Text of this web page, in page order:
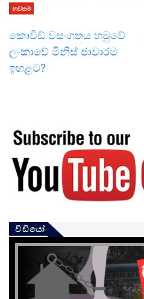
නවතම
කොවිඩ් වසංගතය හමුවේ
ලංකාවේ මිනිස් ජාවාරම
ඉහළට?
වීඩියෝ